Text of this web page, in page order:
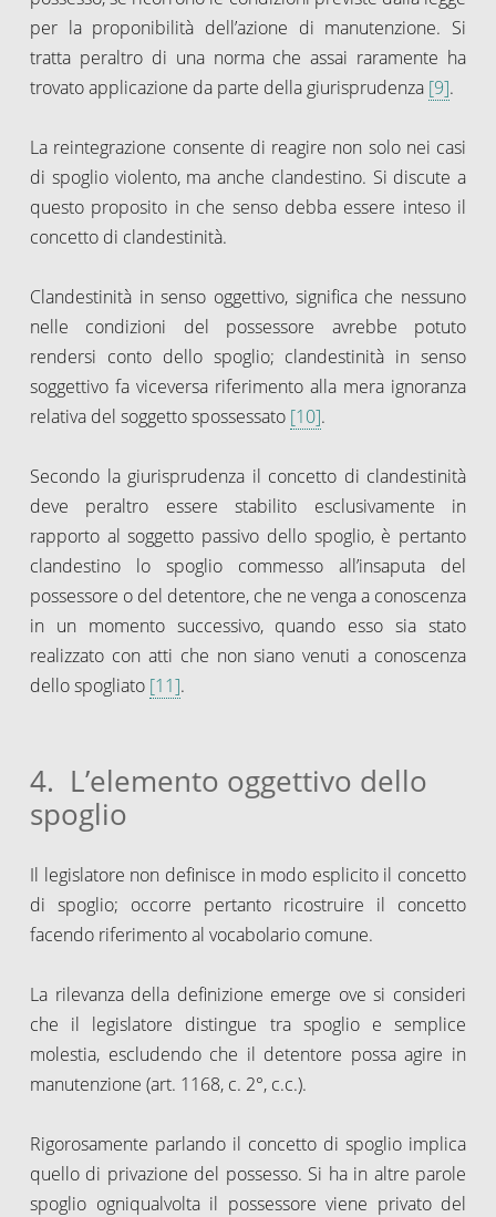
per la proponibilità dell’azione di manutenzione. Si
tratta peraltro di una norma che assai raramente ha
trovato applicazione da parte della giurisprudenza [9].
La reintegrazione consente di reagire non solo nei casi
di spoglio violento, ma anche clandestino. Si discute a
questo proposito in che senso debba essere inteso il
concetto di clandestinità.
Clandestinità in senso oggettivo, significa che nessuno
nelle condizioni del possessore avrebbe potuto
rendersi conto dello spoglio; clandestinità in senso
soggettivo fa viceversa riferimento alla mera ignoranza
relativa del soggetto spossessato [10].
Secondo la giurisprudenza il concetto di clandestinità
deve peraltro essere stabilito esclusivamente in
rapporto al soggetto passivo dello spoglio, è pertanto
clandestino lo spoglio commesso all’insaputa del
possessore o del detentore, che ne venga a conoscenza
in un momento successivo, quando esso sia stato
realizzato con atti che non siano venuti a conoscenza
dello spogliato [11].
4. L’elemento oggettivo dello
spoglio
Il legislatore non definisce in modo esplicito il concetto
di spoglio; occorre pertanto ricostruire il concetto
facendo riferimento al vocabolario comune.
La rilevanza della definizione emerge ove si consideri
che il legislatore distingue tra spoglio e semplice
molestia, escludendo che il detentore possa agire in
manutenzione (art. 1168, c. 2°, c.c.).
Rigorosamente parlando il concetto di spoglio implica
quello di privazione del possesso. Si ha in altre parole
spoglio ogniqualvolta il possessore viene privato del